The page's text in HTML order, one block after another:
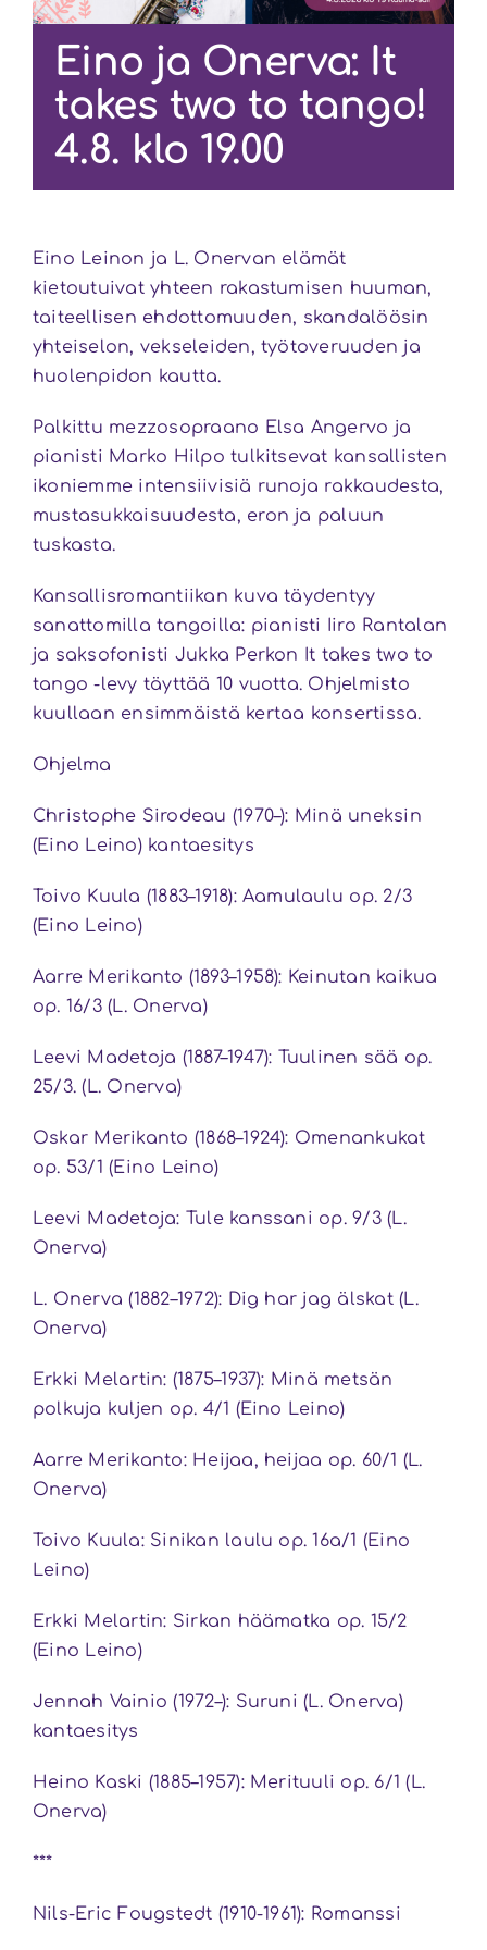
Eino ja Onerva: It
takes two to tango!
4.8. klo 19.00
Eino Leinon ja L. Onervan elämät
kietoutuivat yhteen rakastumisen huuman,
taiteellisen ehdottomuuden, skandalöösin
yhteiselon, vekseleiden, työtoveruuden ja
huolenpidon kautta.
Palkittu mezzosopraano Elsa Angervo ja
pianisti Marko Hilpo tulkitsevat kansallisten
ikoniemme intensiivisiä runoja rakkaudesta,
mustasukkaisuudesta, eron ja paluun
tuskasta.
Kansallisromantiikan kuva täydentyy
sanattomilla tangoilla: pianisti Iiro Rantalan
ja saksofonisti Jukka Perkon It takes two to
tango -levy täyttää 10 vuotta. Ohjelmisto
kuullaan ensimmäistä kertaa konsertissa.
Ohjelma
Christophe Sirodeau (1970–): Minä uneksin
(Eino Leino) kantaesitys
Toivo Kuula (1883–1918): Aamulaulu op. 2/3
(Eino Leino)
Aarre Merikanto (1893–1958): Keinutan kaikua
op. 16/3 (L. Onerva)
Leevi Madetoja (1887–1947): Tuulinen sää op.
25/3. (L. Onerva)
Oskar Merikanto (1868–1924): Omenankukat
op. 53/1 (Eino Leino)
Leevi Madetoja: Tule kanssani op. 9/3 (L.
Onerva)
L. Onerva (1882–1972): Dig har jag älskat (L.
Onerva)
Erkki Melartin: (1875–1937): Minä metsän
polkuja kuljen op. 4/1 (Eino Leino)
Aarre Merikanto: Heijaa, heijaa op. 60/1 (L.
Onerva)
Toivo Kuula: Sinikan laulu op. 16a/1 (Eino
Leino)
Erkki Melartin: Sirkan häämatka op. 15/2
(Eino Leino)
Jennah Vainio (1972–): Suruni (L. Onerva)
kantaesitys
Heino Kaski (1885–1957): Merituuli op. 6/1 (L.
Onerva)
***
Nils-Eric Fougstedt (1910-1961): Romanssi